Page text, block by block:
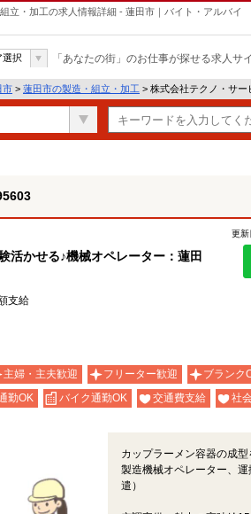
立・加工の求人情報詳細 - 蓮田市｜バイト・アルバイ
選択 「あなたの街」のお仕事が探せる求人サ
市 > 蓮田市の製造・組立・加工 > 株式会社テクノ・サ
活かせる♪機械オペレーター：蓮田
更
支給
主婦・主夫歓迎 フリーター歓迎 ブランク
勤OK バイク通勤OK 交通費支給 社
カップラーメン容器の成
製造機械オペレーター、
遣）